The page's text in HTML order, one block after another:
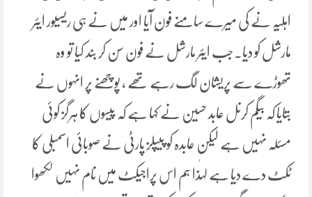
اہلیہ نے کی میرے سامنے فون آیا اور میں نے ہی ریسیور ایئر
مارشل کو دیا۔جب ایئر مارشل نے فون سن کر بند کیا تو وہ
تھوڑے سے پریشان لگ رہے تھے ، پوچھنے پر انہوں نے
بتایا کہ بیگم کرنل عابد حسین نے کہا ہے کہ پیسوں کا ہرگز کوئی
مسئلہ نہیں ہے لیکن عابدہ کو پیپلز پارٹی نے صوبائی اسمبلی کا
ٹکٹ دے دیا ہے لہٰذا ہم اس پراجیکٹ میں نام نہیں لکھوا